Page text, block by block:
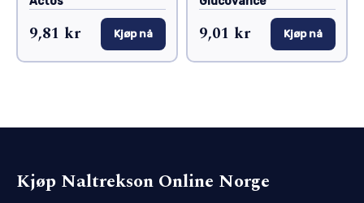
9,81 kr Kjøp nå 9,01 kr Kjøp nå
Kjøp Naltrekson Online Norge